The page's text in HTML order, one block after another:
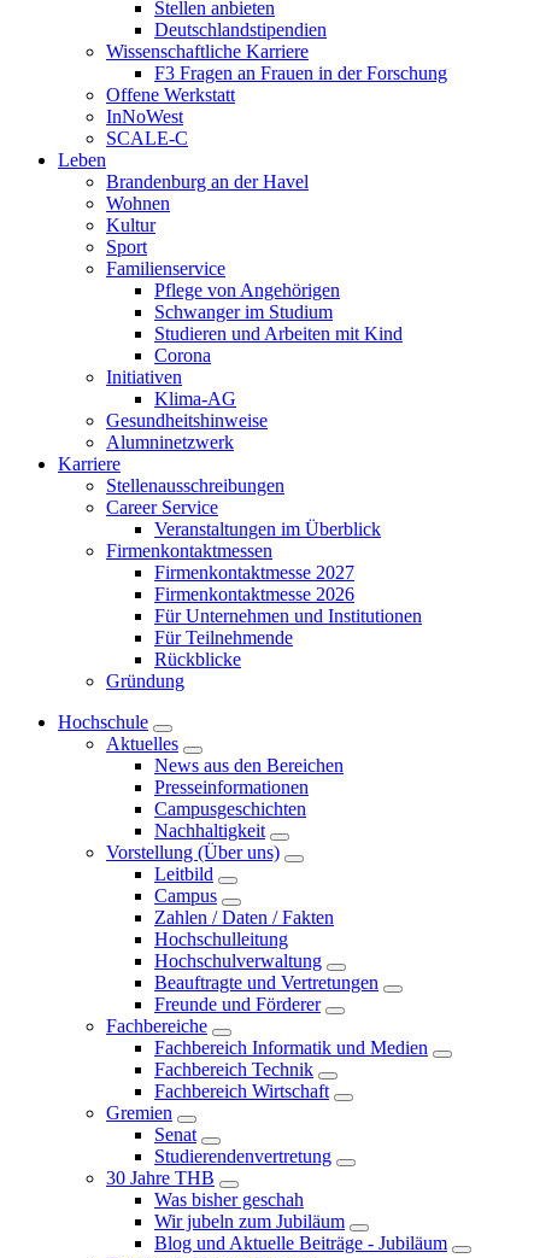
Stellen anbieten
Deutschlandstipendien
Wissenschaftliche Karriere
F3 Fragen an Frauen in der Forschung
Offene Werkstatt
InNoWest
SCALE-C
Leben
Brandenburg an der Havel
Wohnen
Kultur
Sport
Familienservice
Pflege von Angehörigen
Schwanger im Studium
Studieren und Arbeiten mit Kind
Corona
Initiativen
Klima-AG
Gesundheitshinweise
Alumninetzwerk
Karriere
Stellenausschreibungen
Career Service
Veranstaltungen im Überblick
Firmenkontaktmessen
Firmenkontaktmesse 2027
Firmenkontaktmesse 2026
Für Unternehmen und Institutionen
Für Teilnehmende
Rückblicke
Gründung
Hochschule
Aktuelles
News aus den Bereichen
Presseinformationen
Campusgeschichten
Nachhaltigkeit
Vorstellung (Über uns)
Leitbild
Campus
Zahlen / Daten / Fakten
Hochschulleitung
Hochschulverwaltung
Beauftragte und Vertretungen
Freunde und Förderer
Fachbereiche
Fachbereich Informatik und Medien
Fachbereich Technik
Fachbereich Wirtschaft
Gremien
Senat
Studierendenvertretung
30 Jahre THB
Was bisher geschah
Wir jubeln zum Jubiläum
Blog und Aktuelle Beiträge - Jubiläum